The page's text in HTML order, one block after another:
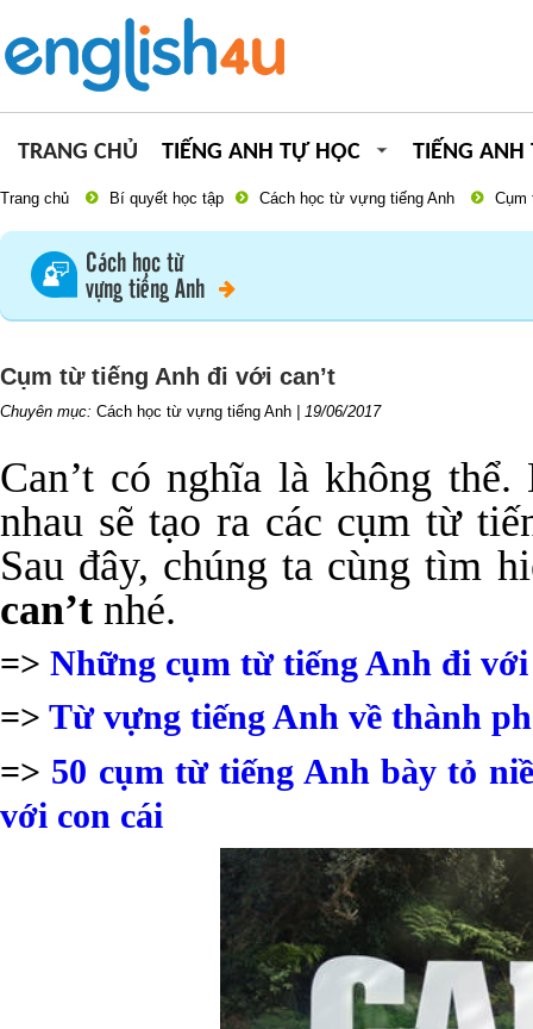
TRANG CHỦ TIẾNG ANH TỰ HỌC TIẾNG ANH
Trang chủ Bí quyết học tập Cách học từ vựng tiếng Anh Cụm
Cách học từ
vựng tiếng Anh
Cụm từ tiếng Anh đi với can’t
Chuyên mục: Cách học từ vựng tiếng Anh 19/06/2017
Can’t có nghĩa là không
nhau sẽ tạo ra các cụm từ
Sau đây, chúng ta cùng tìm
can’t nhé.
=> Những cụm từ tiếng Anh đi
=> Từ vựng tiếng Anh về thành
=> 50 cụm từ tiếng Anh bày tỏ
với con cái